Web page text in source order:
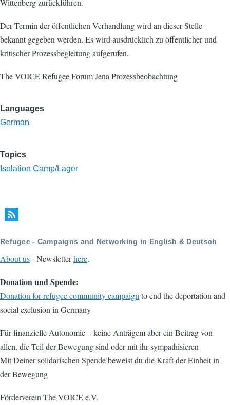
Wittenberg zurückführen.
Der Termin der öffentlichen Verhandlung wird an dieser Stelle
bekannt gegeben werden. Es wird ausdrücklich zu öffentlicher und
kritischer Prozessbegleitung aufgerufen.
The VOICE Refugee Forum Jena Prozessbeobachtung
Languages
German
Topics
Isolation Camp/Lager
Refugee - Campaigns and Networking in English & Deutsch
About us- Newsletterhere.
Donation und Spende:
Donation for refugee community campaignto end the deportation and
social exclusion in Germany
Für finanzielle Autonomie – keine Anträgem aber ein Beitrag von
allen, die Teil der Bewegung sind oder mit ihr sympathisieren
Mit Deiner solidarischen Spende beweist du die Kraft der Einheit in
der Bewegung
Förderverein The VOICE e.V.